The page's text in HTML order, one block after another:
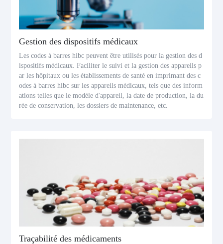
Gestion des dispositifs médicaux
Les codes à barres hibc peuvent être utilisés pour la gestion des d
ispositifs médicaux. Faciliter le suivi et la gestion des appareils p
ar les hôpitaux ou les établissements de santé en imprimant des c
odes à barres hibc sur les appareils médicaux, tels que des inform
ations telles que le modèle d'appareil, la date de production, la du
rée de conservation, les dossiers de maintenance, etc.
Traçabilité des médicaments